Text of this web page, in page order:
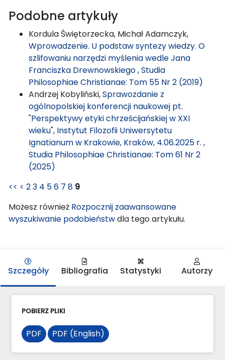
Podobne artykuły
Kordula Świętorzecka, Michał Adamczyk,
Wprowadzenie. U podstaw syntezy wiedzy. O
szlifowaniu narzędzi myślenia wedle Jana
Franciszka Drewnowskiego,Studia
Philosophiae Christianae: Tom 55 Nr 2 (2019)
Andrzej Kobyliński,Sprawozdanie z
ogólnopolskiej konferencji naukowej pt.
"Perspektywy etyki chrześcijańskiej w XXI
wieku", Instytut Filozofii Uniwersytetu
Ignatianum w Krakowie, Kraków, 4.06.2025 r. ,
Studia Philosophiae Christianae: Tom 61 Nr 2
(2025)
<< < 23 4 56 7 8 9
Możesz również Rozpocznij zaawansowane
wyszukiwanie podobieństwdla tego artykułu.
Szczegóły Bibliografia Statystyki Autorzy
POBIERZ PLIKI
PDF PDF (English)